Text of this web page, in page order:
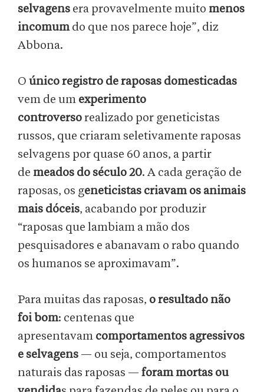
selvagens era provavelmente muito menos
incomumdo que nos parece hoje”, diz
Abbona.
O único registro de raposas domesticadas
vem de um experimento
controversorealizado por geneticistas
russos, que criaram seletivamente raposas
selvagens por quase 60 anos, a partir
de meados do século 20. A cada geração de
raposas, os geneticistas criavam os animais
mais dóceis, acabando por produzir
“raposas que lambiam a mão dos
pesquisadores e abanavam o rabo quando
os humanos se aproximavam”.
Para muitas das raposas, o resultado não
foi bom: centenas que
apresentavam comportamentos agressivos
e selvagens — ou seja, comportamentos
naturais das raposas — foram mortas ou